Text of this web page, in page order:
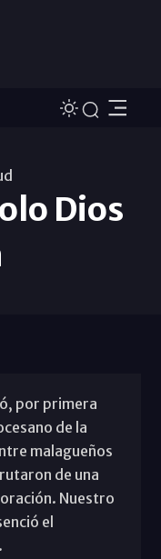
Dios
por primera
de la
malagueños
de una
Nuestro
el